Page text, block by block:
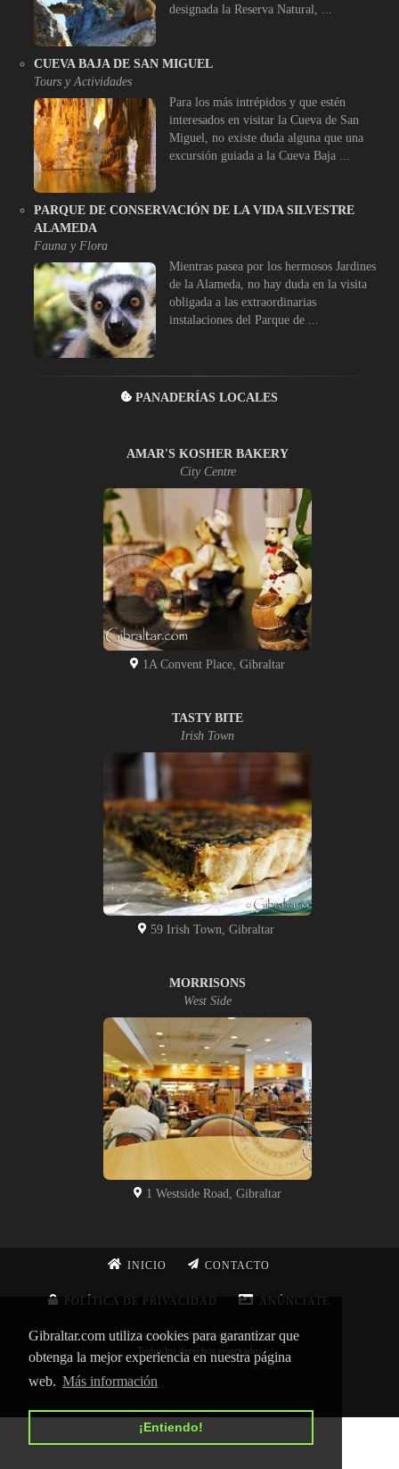
Gibraltar.com utiliza cookies para garantizar que
obtenga la mejor experiencia en nuestra página
web. Más información
¡Entiendo!
designada la Reserva Natural, ...
CUEVA BAJA DE SAN MIGUEL
Tours y Actividades
Para los más intrépidos y que estén
interesados en visitar la Cueva de San
Miguel, no existe duda alguna que una
excursión guiada a la Cueva Baja ...
PARQUE DE CONSERVACIÓN DE LA VIDA SILVESTRE
ALAMEDA
Fauna y Flora
Mientras pasea por los hermosos Jardines
de la Alameda, no hay duda en la visita
obligada a las extraordinarias
instalaciones del Parque de ...
PANADERÍAS LOCALES
AMAR'S KOSHER BAKERY
City Centre
1A Convent Place, Gibraltar
TASTY BITE
Irish Town
59 Irish Town, Gibraltar
MORRISONS
West Side
1 Westside Road, Gibraltar
INICIO CONTACTO
POLÍTICA DE PRIVACIDAD ANÚNCIATE
Copyright © 2026 Gibraltar.com
Todos los derechos reservados